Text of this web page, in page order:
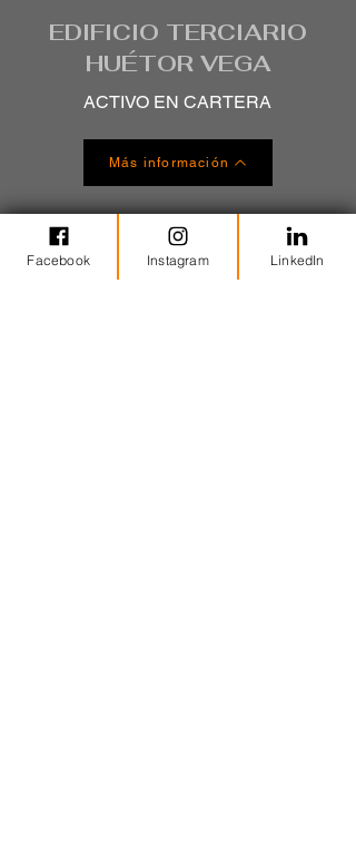
EDIFICIO TERCIARIO
HUÉTOR VEGA
ACTIVO EN CARTERA
Más información
Facebook Instagram LinkedIn